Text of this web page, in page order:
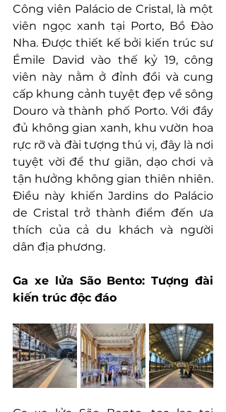
Công viên Palácio de Cristal, là một
viên ngọc xanh tại Porto, Bồ Đào
Nha. Được thiết kế bởi kiến trúc sư
Émile David vào thế kỷ 19, công
viên này nằm ở đỉnh đồi và cung
cấp khung cảnh tuyệt đẹp về sông
Douro và thành phố Porto. Với đầy
đủ không gian xanh, khu vườn hoa
rực rỡ và đài tượng thú vị, đây là nơi
tuyệt vời để thư giãn, dạo chơi và
tận hưởng không gian thiên nhiên.
Điều này khiến Jardins do Palácio
de Cristal trở thành điểm đến ưa
thích của cả du khách và người
dân địa phương.
Ga xe lửa São Bento: Tượng đài
kiến trúc độc đáo